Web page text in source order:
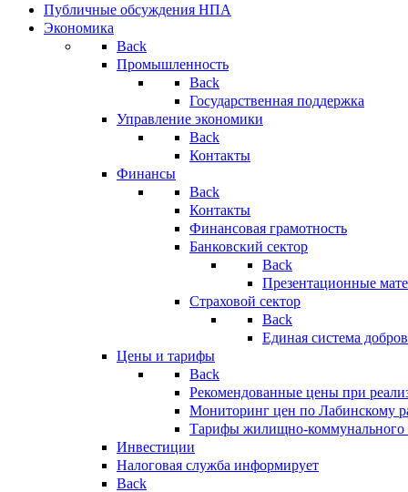
Публичные обсуждения НПА
Экономика
Back
Промышленность
Back
Государственная поддержка
Управление экономики
Back
Контакты
Финансы
Back
Контакты
Финансовая грамотность
Банковский сектор
Back
Презентационные
Страховой сектор
Back
Единая система
Цены и тарифы
Back
Рекомендованные цены при
Мониторинг цен по Лабинскому
Тарифы жилищно-коммунального
Инвестиции
Налоговая служба информирует
Back